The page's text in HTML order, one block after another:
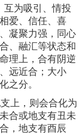
互为吸引、情投
爱、信任、喜
凝聚力强，同心
、融汇等状态和
理上，合有阴逆
远近合；大小
之分。
上，则会合化为
合或地支有丑未
，地支有酉辰